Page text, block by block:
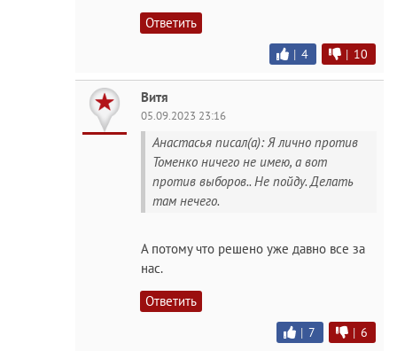
Ответить
| 4 | 10
Витя
05.09.2023 23:16
Анастасья писал(а): Я лично против
Томенко ничего не имею, а вот
против выборов.. Не пойду. Делать
там нечего.
А потому что решено уже давно все за
нас.
Ответить
| 7 | 6